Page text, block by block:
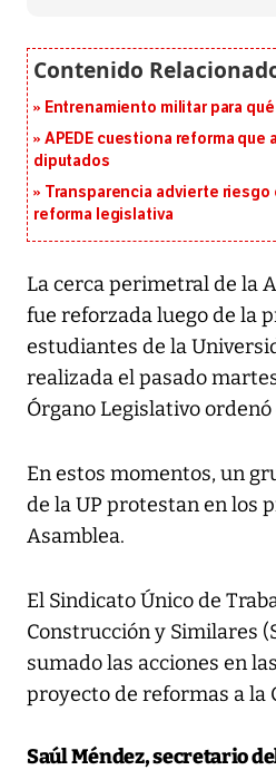
Entrenamiento militar para qué
APEDE cuestiona reforma que
diputados
Transparencia advierte
reforma legislativa
La cerca perimetral de la
fue reforzada luego de la
estudiantes de la
realizada el pasado
Órgano Legislativo
En estos momentos, un
de la UP protestan en los
Asamblea.
El Sindicato Único de
Construcción y Similares
sumado las acciones en
proyecto de reformas a la
Saúl Méndez, secretario